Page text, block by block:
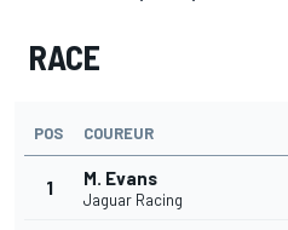
RACE
POS COUREUR
1 M. Evans
Jaguar Racing